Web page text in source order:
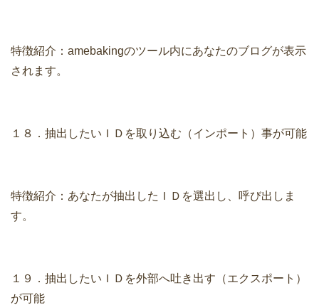
特徴紹介：amebakingのツール内にあなたのブログが表示
されます。
１８．抽出したいＩＤを取り込む（インポート）事が可能
特徴紹介：あなたが抽出したＩＤを選出し、呼び出しま
す。
１９．抽出したいＩＤを外部へ吐き出す（エクスポート）
が可能